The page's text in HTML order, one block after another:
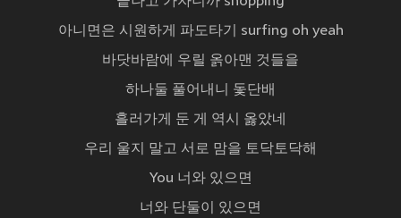
아니면은 시원하게 파도타기 surfing oh yeah
바닷바람에 우릴 옭아맨 것들을
하나둘 풀어내니 돛단배
흘러가게 둔 게 역시 옳았네
우리 울지 말고 서로 맘을 토닥토닥해
You 너와 있으면
너와 단둘이 있으면